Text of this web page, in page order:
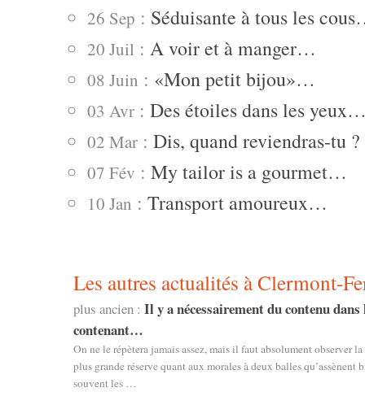
26 Sep : Séduisante à tous les
20 Juil : A voir et à manger…
08 Juin : «Mon petit bijou»…
03 Avr: Des étoiles dans les
02 Mar: Dis, quand reviendras-tu ?
07 Fév : My tailor is a gourmet…
10 Jan : Transport amoureux…
Les autres actualités à Clermont-
plus ancien : Il y a nécessairement du contenu dans
contenant…
On ne le répètera jamais assez, mais il faut absolument observer la
plus grande réserve quant aux morales à deux balles qu’assènent
souvent les …